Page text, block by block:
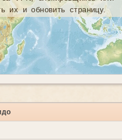
их и обновить страницу.